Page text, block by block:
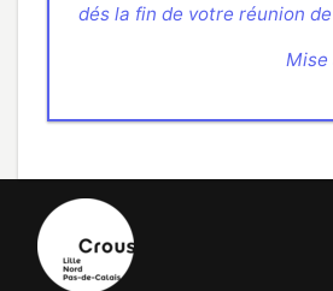
dés la fin de votre réunion
Mise